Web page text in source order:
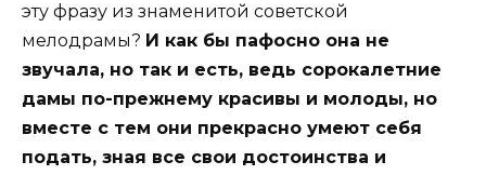
эту фразу из знаменитой советской
мелодрамы? И как бы пафосно она не
звучала, но так и есть, ведь сорокалетние
дамы по-прежнему красивы и молоды, но
вместе с тем они прекрасно умеют себя
подать, зная все свои достоинства и